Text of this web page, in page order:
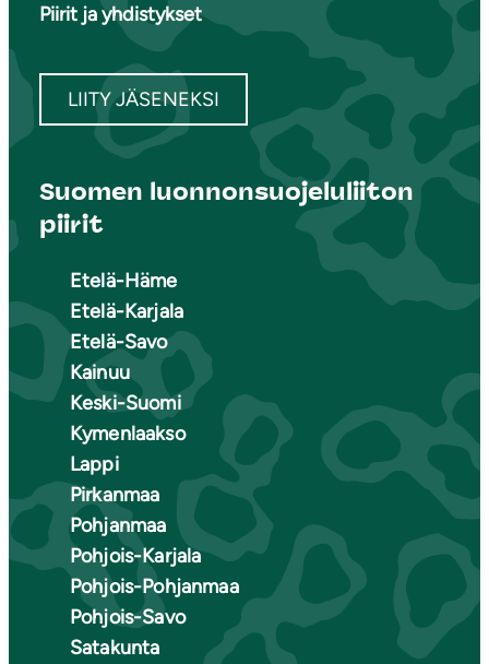
Piirit ja yhdistykset
LIITY JÄSENEKSI
Suomen luonnonsuojeluliiton
piirit
Etelä-Häme
Etelä-Karjala
Etelä-Savo
Kainuu
Keski-Suomi
Kymenlaakso
Lappi
Pirkanmaa
Pohjanmaa
Pohjois-Karjala
Pohjois-Pohjanmaa
Pohjois-Savo
Satakunta